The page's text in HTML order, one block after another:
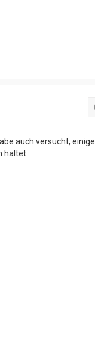
auch versucht, einige
haltet.